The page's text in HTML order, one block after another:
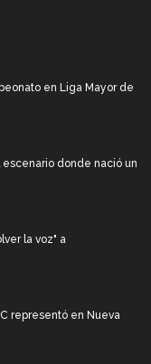
en Liga Mayor de
escenario donde nació un
la voz" a
representó en Nueva